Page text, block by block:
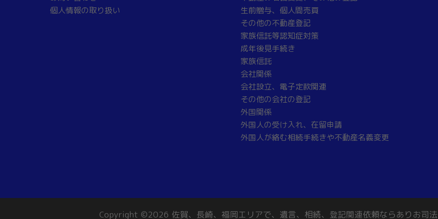
個人情報の取り扱い
生前贈与、個人間売買
その他の不動産登記
家族信託等認知症対策
成年後見手続き
家族信託
会社関係
会社設立、電子定款関連
その他の会社の登記
外国関係
外国人の受け入れ、在留申請
外国人が絡む相続手続きや不動産名義変更
Copyright ©2026 佐賀、長崎、福岡エリアで、遺言、相続、登記関連依頼ならありお司